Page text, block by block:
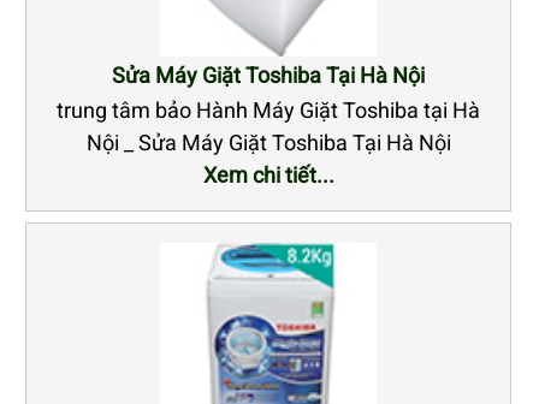
Sửa Máy Giặt Toshiba Tại Hà Nội
trung tâm bảo Hành Máy Giặt Toshiba tại Hà
Nội _ Sửa Máy Giặt Toshiba Tại Hà Nội
Xem chi tiết...